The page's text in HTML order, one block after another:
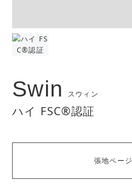
Swin スウィン
ハイ FSC®︎認証
張地ページ